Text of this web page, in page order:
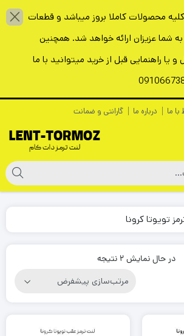
محصولات کاملا بروز میباشد و قطعات
به شما عزیزان ارائه خواهد شد. همچنین
راهنمایی قبل از خرید میتوانید با ما
با ما درباره ما گارانتی و ضمانت
تویوتا کرونا
در حال نمایش 2 نتیجه